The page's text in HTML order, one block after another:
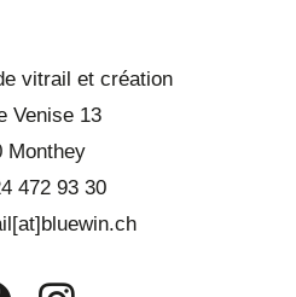
vitrail et création
Venise 13
Monthey
472 93 30